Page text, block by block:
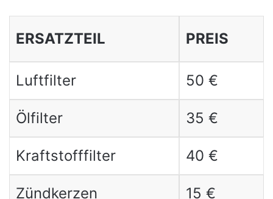
ERSATZTEIL PREIS
Luftfilter 50 €
Ölfilter 35 €
Kraftstofffilter 40 €
Zündkerzen 15 €